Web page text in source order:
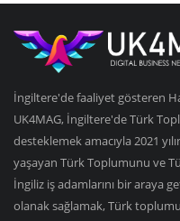
İngiltere'de faaliyet gösteren
UK4MAG, İngiltere'de Türk
desteklemek amacıyla 2021
yaşayan Türk Toplumunu ve
İngiliz iş adamlarını bir araya
olanak sağlamak, Türk